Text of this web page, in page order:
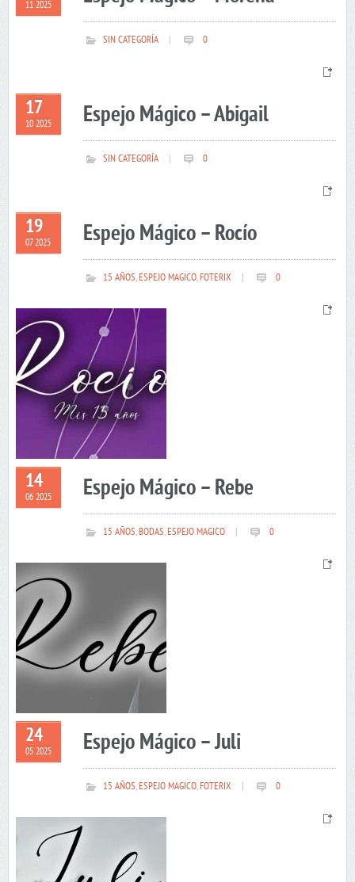
11 2025
SIN CATEGORÍA 0
17
10 2025 Espejo Mágico – Abigail
SIN CATEGORÍA 0
19
07 2025 Espejo Mágico – Rocío
15 AÑOS,ESPEJO MAGICO,FOTERIX 0
14
06 2025 Espejo Mágico – Rebe
15 AÑOS,BODAS,ESPEJO MAGICO 0
24
05 2025 Espejo Mágico – Juli
15 AÑOS,ESPEJO MAGICO,FOTERIX 0